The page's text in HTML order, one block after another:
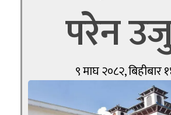
परेन
९ माघ २०८२, बिहीबार